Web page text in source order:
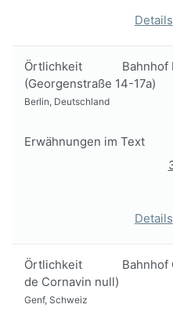
Details
Örtlichkeit
Bahnhof
(Georgenstraße 14-17a)
Berlin, Deutschland
Erwähnungen im Text
Details
Örtlichkeit
Bahnhof
de Cornavin null)
Genf, Schweiz